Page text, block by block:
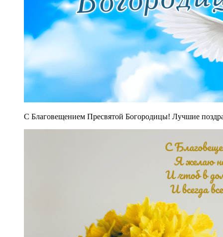
С Благовещением Пресвятой Богородицы! Лучшие